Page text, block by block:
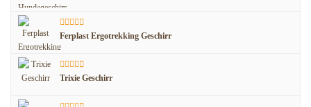
Ferplast Ergotrekking Geschirr
Trixie Geschirr